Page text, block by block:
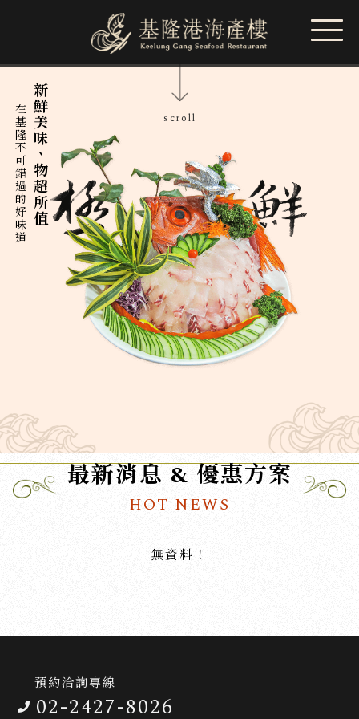
scroll
新鮮美味、物超所值
在基隆不可錯過的好味道
最新消息 & 優惠方案
HOT NEWS
無資料！
預約洽詢專線
02-2427-8026